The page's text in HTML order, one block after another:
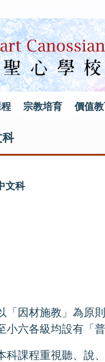
宗教培育 價值
科
文科
「因材施教」為原
小六各級均設有「
科課程重視聽、說